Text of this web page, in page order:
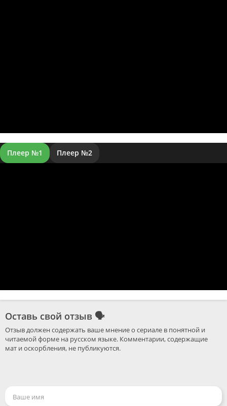
Плеер №1 Плеер №2
Оставь свой отзыв 🗣
Отзыв должен содержать ваше мнение о сериале в понятной и
читаемой форме на русском языке. Комментарии, содержащие